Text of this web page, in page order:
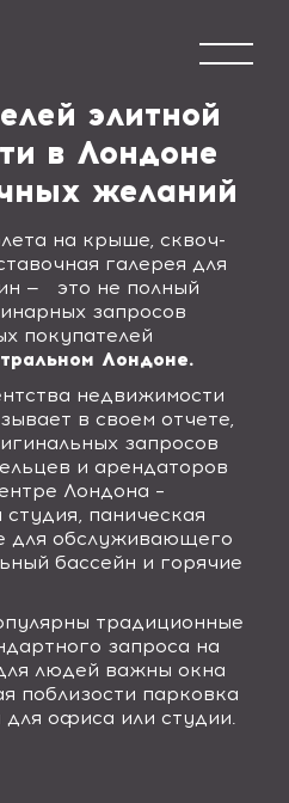
элитной
в Лондоне
желаний
на крыше, сквоч-
галерея для
—
это не полный
запросов
покупателей
Лондоне.
недвижимости
в своем отчете,
запросов
и арендаторов
Лондона –
паническая
для обслуживающего
бассейн и горячие
традиционные
запроса на
людей важны окна
поблизости парковка
для офиса или студии.